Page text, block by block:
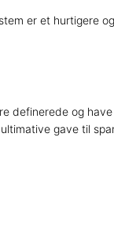
er et hurtigere
definerede og
gave til